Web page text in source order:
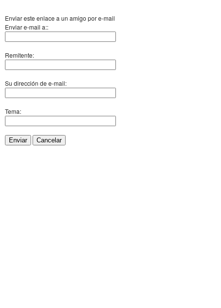
Enviar este enlace a un amigo por e-mail
Enviar e-mail a::
Remitente:
Su dirección de e-mail:
Tema:
Enviar Cancelar